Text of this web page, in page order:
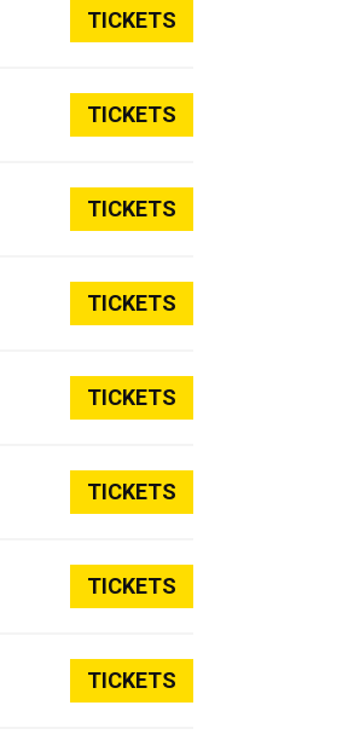
TICKETS
TICKETS
TICKETS
TICKETS
TICKETS
TICKETS
TICKETS
TICKETS